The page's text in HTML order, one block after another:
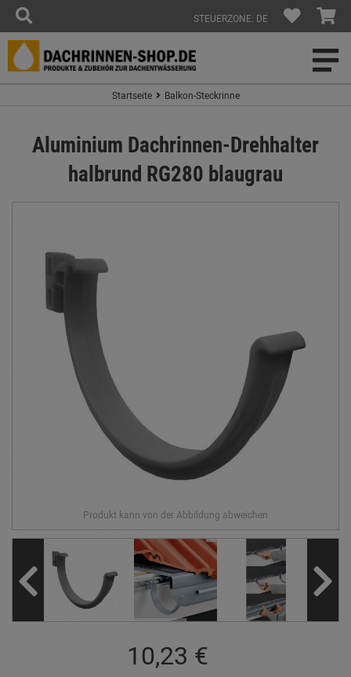
STEUERZONE: DE
Startseite Balkon-Steckrinne
Aluminium Dachrinnen-Drehhalter
halbrund RG280 blaugrau
10,23 €